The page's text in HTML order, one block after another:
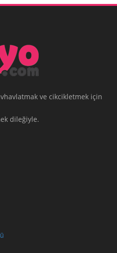
ve cikcikletmek için
dileğiyle.